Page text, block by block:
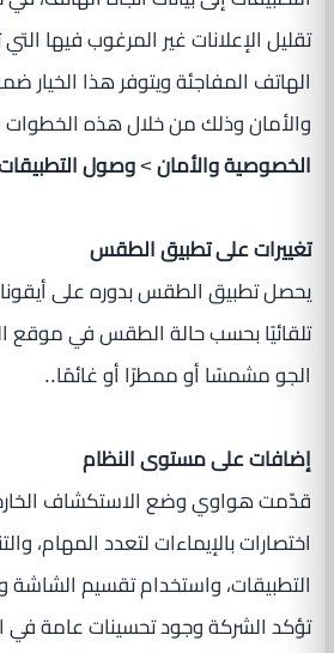
تقليل الإعلانات غير المرغوب فيها
الهاتف المفاجئة ويتوفر هذا الخيار
والأمان وذلك من خلال هذه
الخصوصية والأمان>وصول التطبيقات
تغييرات على تطبيق الطقس
يحصل تطبيق الطقس بدوره على
تلقائيًا بحسب حالة الطقس في موقع
الجو مشمسًا أو ممطرًا أو غائمًا..
إضافات على مستوى النظام
قدّمت هواوي وضع الاستكشاف
اختصارات بالإيماءات لتعدد المهام،
التطبيقات، واستخدام تقسيم الشاشة
تؤكد الشركة وجود تحسينات عامة في